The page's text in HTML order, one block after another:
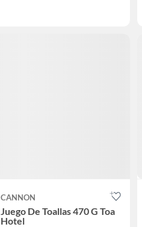
CANNON
Juego De Toallas 470 G Toa
Hotel